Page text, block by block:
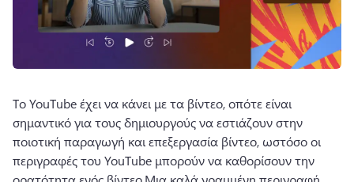
Το YouTube έχει να κάνει με τα βίντεο, οπότε είναι
σημαντικό για τους δημιουργούς να εστιάζουν στην
ποιοτική παραγωγή και επεξεργασία βίντεο, ωστόσο οι
περιγραφές του YouTube μπορούν να καθορίσουν την